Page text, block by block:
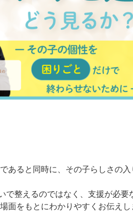
あると同時に、その子らしさの入
で整えるのではなく、支援が必
面をもとにわかりやすくお伝えし